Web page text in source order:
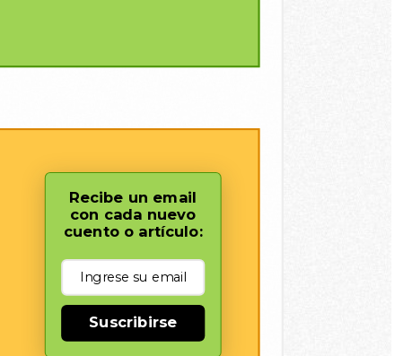
Recibe un email
con cada nuevo
cuento o artículo:
Suscribirse